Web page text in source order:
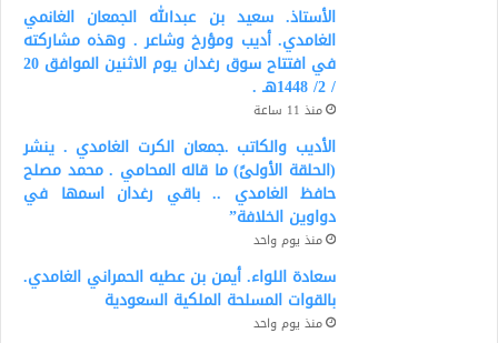
الأستاذ. سعيد بن عبدالله الجمعان الغانمي
الغامدي. أديب ومؤرخ وشاعر . وهذه مشاركته
في افتتاح سوق رغدان يوم الاثنين الموافق 20
/ 2/ 1448هـ .
منذ 11 ساعة
الأديب والكاتب .جمعان الكرت الغامدي . ينشر
(الحلقة الأولىً) ما قاله المحامي . محمد مصلح
حافظ الغامدي .. باقي رغدان اسمها في
دواوين الخلافة”
منذ يوم واحد
سعادة اللواء. أيمن بن عطيه الحمراني الغامدي.
بالقوات المسلحة الملكية السعودية
منذ يوم واحد